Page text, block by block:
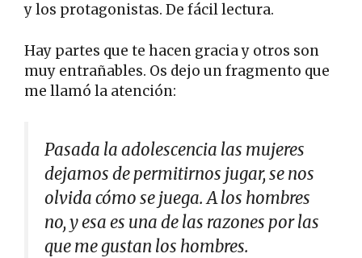
y los protagonistas. De fácil lectura.
Hay partes que te hacen gracia y otros son
muy entrañables. Os dejo un fragmento que
me llamó la atención:
Pasada la adolescencia las mujeres
dejamos de permitirnos jugar, se nos
olvida cómo se juega. A los hombres
no, y esa es una de las razones por las
que me gustan los hombres.